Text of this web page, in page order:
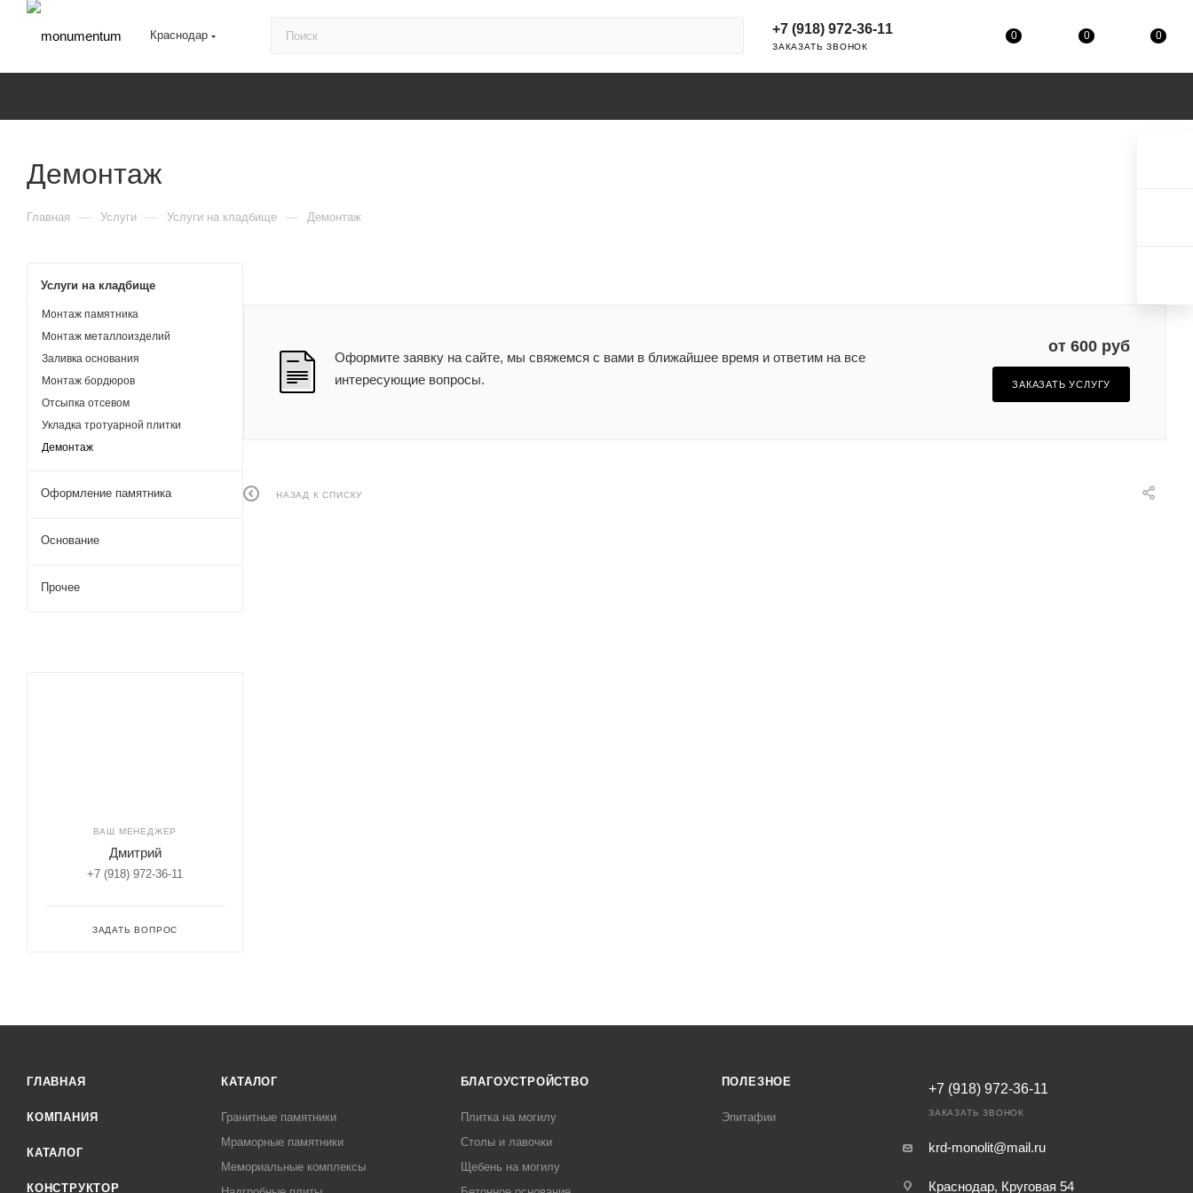
Краснодар +7 (918) 972-36-11
ЗАКАЗАТЬ ЗВОНОК
0 0 0
Демонтаж
Главная — Услуги — Услуги на кладбище — Демонтаж
Оформите заявку на сайте, мы свяжемся с вами в ближайшее время и ответим на все
интересующие вопросы.
от 600 руб
ЗАКАЗАТЬ УСЛУГУ
НАЗАД К СПИСКУ
Услуги на кладбище
Монтаж памятника
Монтаж металлоизделий
Заливка основания
Монтаж бордюров
Отсыпка отсевом
Укладка тротуарной плитки
Демонтаж
Оформление памятника
Основание
Прочее
ВАШ МЕНЕДЖЕР
Дмитрий
+7 (918) 972-36-11
ЗАДАТЬ ВОПРОС
ГЛАВНАЯ
КОМПАНИЯ
КАТАЛОГ
КОНСТРУКТОР
КАТАЛОГ
Гранитные памятники
Мраморные памятники
Мемориальные комплексы
БЛАГОУСТРОЙСТВО
Плитка на могилу
Столы и лавочки
Щебень на могилу
ПОЛЕЗНОЕ
Эпитафии
+7 (918) 972-36-11
ЗАКАЗАТЬ ЗВОНОК
krd-monolit@mail.ru
Краснодар, Круговая 54